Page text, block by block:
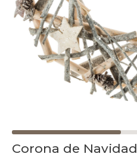
Corona de